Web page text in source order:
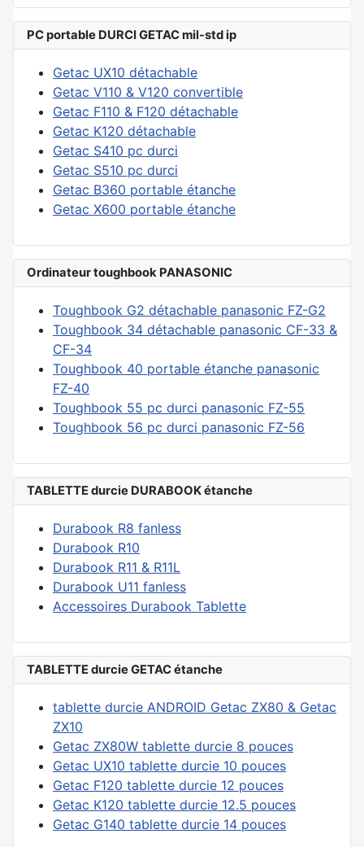
PC portable DURCI GETAC mil-std ip
Getac UX10 détachable
Getac V110 & V120 convertible
Getac F110 & F120 détachable
Getac K120 détachable
Getac S410 pc durci
Getac S510 pc durci
Getac B360 portable étanche
Getac X600 portable étanche
Ordinateur toughbook PANASONIC
Toughbook G2 détachable panasonic FZ-G2
Toughbook 34 détachable panasonic CF-33 &
CF-34
Toughbook 40 portable étanche panasonic
FZ-40
Toughbook 55 pc durci panasonic FZ-55
Toughbook 56 pc durci panasonic FZ-56
TABLETTE durcie DURABOOK étanche
Durabook R8 fanless
Durabook R10
Durabook R11 & R11L
Durabook U11 fanless
Accessoires Durabook Tablette
TABLETTE durcie GETAC étanche
tablette durcie ANDROID Getac ZX80 & Getac
ZX10
Getac ZX80W tablette durcie 8 pouces
Getac UX10 tablette durcie 10 pouces
Getac F120 tablette durcie 12 pouces
Getac K120 tablette durcie 12.5 pouces
Getac G140 tablette durcie 14 pouces